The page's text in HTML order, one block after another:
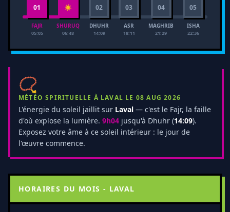
01
FAJR
05:05
☀
SHURUQ
06:48
02
DHUHR
14:09
03
ASR
18:11
04
MAGHRIB
21:29
05
ISHA
22:36
📿
MÉTÉO SPIRITUELLE À LAVAL LE 08 AUG 2026
L'énergie du soleil jaillit sur Laval — c'est le Fajr, la faille
d'où explose la lumière. 9h04 jusqu'à Dhuhr (14:09).
Exposez votre âme à ce soleil intérieur : le jour de
l'œuvre commence.
HORAIRES DU MOIS - LAVAL